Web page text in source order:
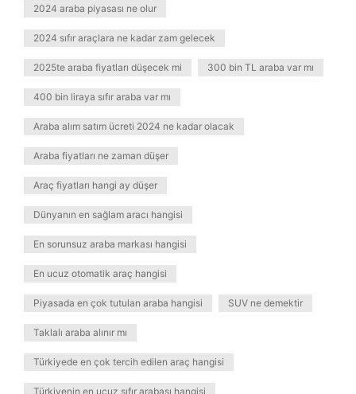
2024 araba piyasası ne olur
2024 sıfır araçlara ne kadar zam gelecek
2025te araba fiyatları düşecek mi 300 bin TL araba var mı
400 bin liraya sıfır araba var mı
Araba alım satım ücreti 2024 ne kadar olacak
Araba fiyatları ne zaman düşer
Araç fiyatları hangi ay düşer
Dünyanın en sağlam aracı hangisi
En sorunsuz araba markası hangisi
En ucuz otomatik araç hangisi
Piyasada en çok tutulan araba hangisi SUV ne demektir
Taklalı araba alınır mı
Türkiyede en çok tercih edilen araç hangisi
Türkiyenin en ucuz sıfır arabası hangisi